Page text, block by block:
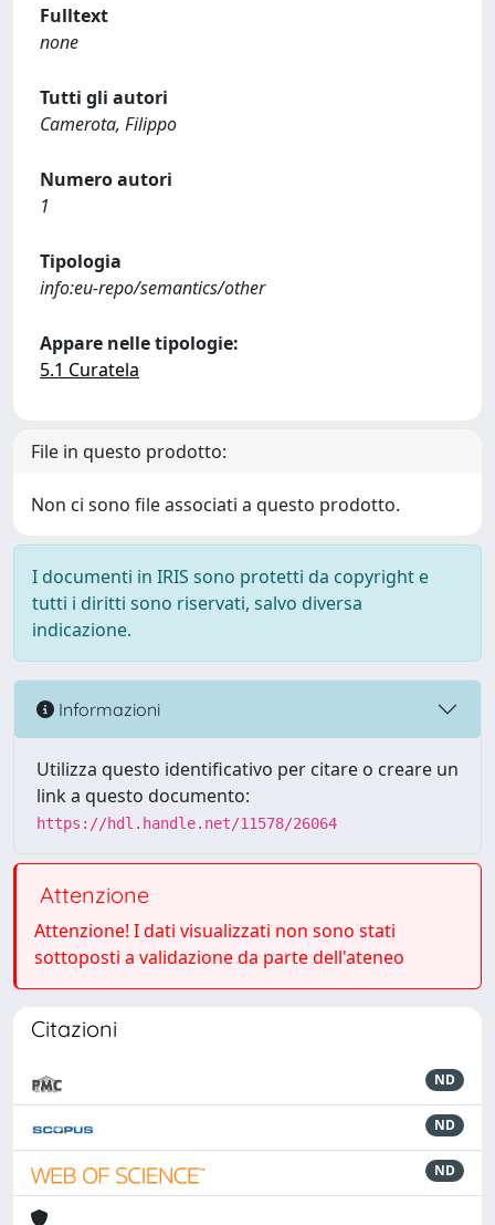
Fulltext
none
Tutti gli autori
Camerota, Filippo
Numero autori
1
Tipologia
info:eu-repo/semantics/other
Appare nelle tipologie:
5.1 Curatela
File in questo prodotto:
Non ci sono file associati a questo prodotto.
I documenti in IRIS sono protetti da copyright e
tutti i diritti sono riservati, salvo diversa
indicazione.
Informazioni
Utilizza questo identificativo per citare o creare un
link a questo documento:
https://hdl.handle.net/11578/26064
Attenzione
Attenzione! I dati visualizzati non sono stati
sottoposti a validazione da parte dell'ateneo
Citazioni
ND
ND
ND